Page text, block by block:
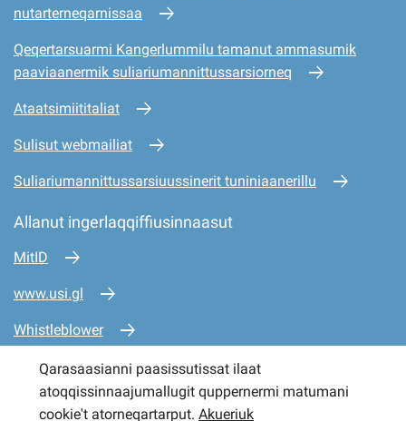
nutarterneqarnissaa
Qeqertarsuarmi Kangerlummilu tamanut ammasumik
paaviaanermik suliariumannittussarsiorneq
Ataatsimiititaliat
Sulisut webmailiat
Suliariumannittussarsiuussinerit tuniniaanerillu
Allanut ingerlaqqiffiusinnaasut
MitID
www.usi.gl
Whistleblower
www.mio.gl
www.sullissivik.gl
Qarasaasianni paasissutissat ilaat
atoqqissinnaajumallugit quppernermi matumani
cookie't atorneqartarput. Akueriuk